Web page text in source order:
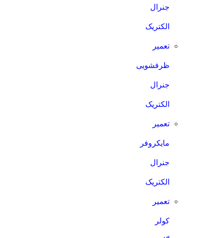
جنرال
الکتریک
تعمیر
ظرفشویی
جنرال
الکتریک
تعمیر
مایکروفر
جنرال
الکتریک
تعمیر
کولر